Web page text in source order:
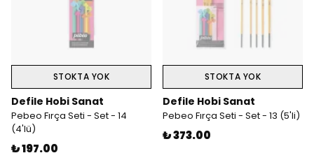
STOKTA YOK
Defile Hobi Sanat
Pebeo Fırça Seti - Set - 14
(4'lü)
₺ 197.00
STOKTA YOK
Defile Hobi Sanat
Pebeo Fırça Seti - Set - 13 (5'li)
₺ 373.00